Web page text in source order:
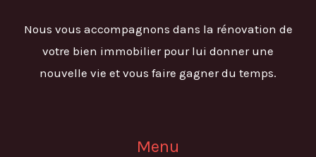
Nous vous accompagnons dans la rénovation de
votre bien immobilier pour lui donner une
nouvelle vie et vous faire gagner du temps.
Menu